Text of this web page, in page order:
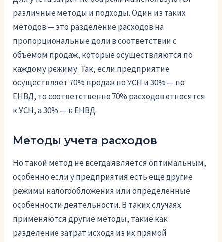
различные методы и подходы. Один из таких
методов — это разделение расходов на
пропорциональные доли в соответствии с
объемом продаж, которые осуществляются по
каждому режиму. Так, если предприятие
осуществляет 70% продаж по УСН и 30% — по
ЕНВД, то соответственно 70% расходов относятся
к УСН, а 30% — к ЕНВД.
Методы учета расходов
Но такой метод не всегда является оптимальным,
особенно если у предприятия есть еще другие
режимы налогообложения или определенные
особенности деятельности. В таких случаях
применяются другие методы, такие как:
разделение затрат исходя из их прямой